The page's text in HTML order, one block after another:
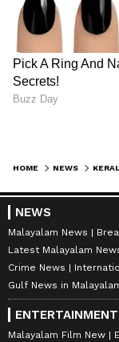
HOME NEWS
NEWS
Malayalam News
Latest Malayalam
Crime News
Gulf News in
ENTERTAINMENT
Malayalam Film New